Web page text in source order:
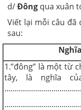
d/Đông qua xuân
Viết lại mỗi câu
sau:
1.”đông” là một từ
tây, là nghĩa